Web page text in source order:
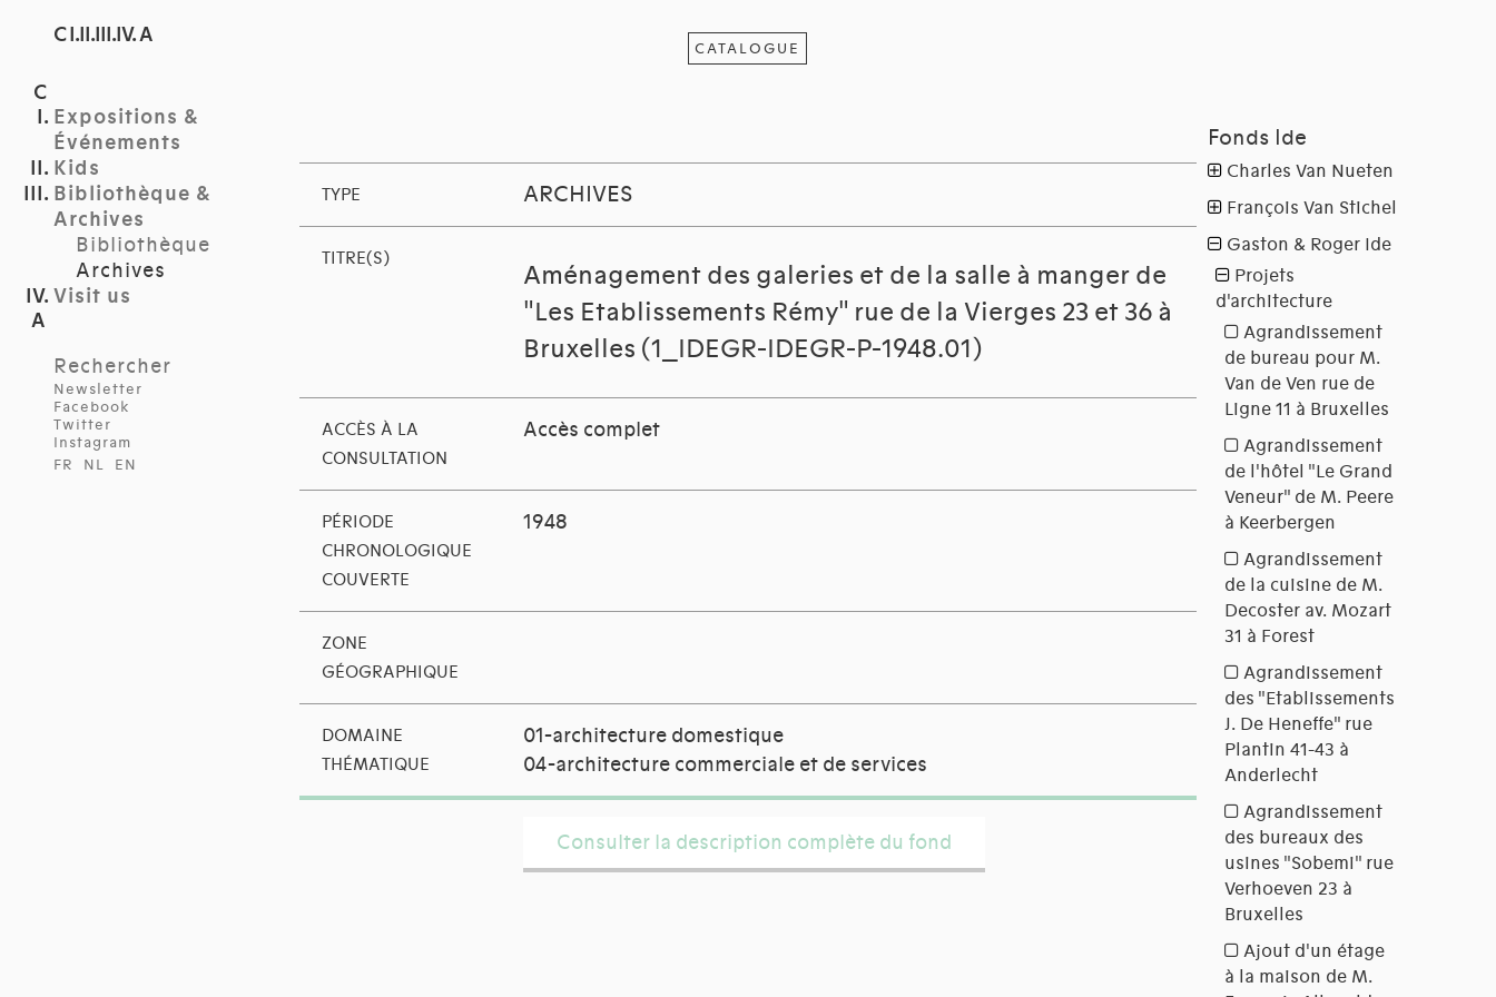
C I.II.III.IV. A
Expositions &
Événements
Kids
Bibliothèque &
Archives
Bibliothèque
Archives
Visit us
Rechercher
Newsletter
Facebook
Twitter
Instagram
FR
NL EN
CATALOGUE
TYPE ARCHIVES
TITRE(S)
Aménagement des galeries et de la salle à manger de
"Les Etablissements Rémy" rue de la Vierges 23 et 36 à
Bruxelles (1_IDEGR-IDEGR-P-1948.01)
ACCÈS À LA
CONSULTATION
Accès complet
PÉRIODE
CHRONOLOGIQUE
COUVERTE
1948
ZONE
GÉOGRAPHIQUE
DOMAINE
THÉMATIQUE
01-architecture domestique
04-architecture commerciale et de services
Consulter la description complète du fond